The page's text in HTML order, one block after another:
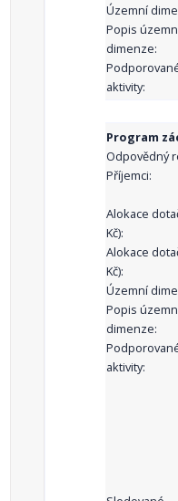
Územní
Popis
dimenze:
aktivity:
Program
Odpovědný
Příjemci:
Alokace
Kč):
Alokace
Kč):
Územní
Popis
dimenze:
aktivity: